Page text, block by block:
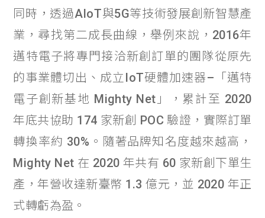
同時，透過AIoT與5G等技術發展創新智慧產
業，尋找第二成長曲線，舉例來說，2016年
邁特電子將專門接洽新創訂單的團隊從原先
的事業體切出、成立IoT硬體加速器–「邁特
電子創新基地 Mighty Net」，累計至 2020
年底共協助 174 家新創 POC 驗證，實際訂單
轉換率約 30%。隨著品牌知名度越來越高，
Mighty Net 在 2020 年共有 60 家新創下單生
產，年營收達新臺幣 1.3 億元，並 2020 年正
式轉虧為盈。